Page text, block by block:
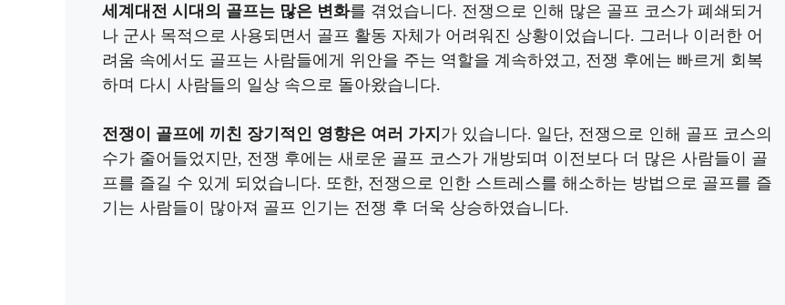
세계대전 시대의 골프는 많은 변화를 겪었습니다. 전쟁으로 인해 많은 골프 코스가 폐쇄되거
나 군사 목적으로 사용되면서 골프 활동 자체가 어려워진 상황이었습니다. 그러나 이러한 어
려움 속에서도 골프는 사람들에게 위안을 주는 역할을 계속하였고, 전쟁 후에는 빠르게 회복
하며 다시 사람들의 일상 속으로 돌아왔습니다.
전쟁이 골프에 끼친 장기적인 영향은 여러 가지 가 있습니다. 일단, 전쟁으로 인해 골프 코스의
수가 줄어들었지만, 전쟁 후에는 새로운 골프 코스가 개방되며 이전보다 더 많은 사람들이 골
프를 즐길 수 있게 되었습니다. 또한, 전쟁으로 인한 스트레스를 해소하는 방법으로 골프를 즐
기는 사람들이 많아져 골프 인기는 전쟁 후 더욱 상승하였습니다.